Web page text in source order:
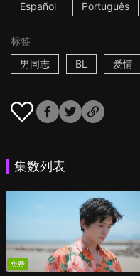
Español Português
标签
男同志
BL 爱情
集数列表
免费